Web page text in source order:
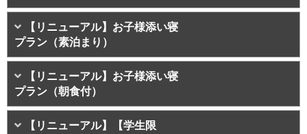
【リニューアル】お子様添い寝
プラン（素泊まり）
【リニューアル】お子様添い寝
プラン（朝食付）
【リニューアル】【学生限